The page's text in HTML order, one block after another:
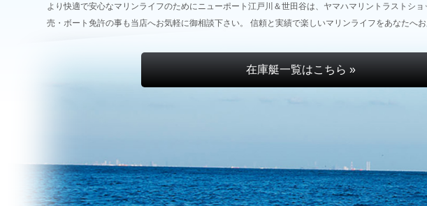
より快適で安心なマリンライフのためにニューポート江戸川＆世田谷は、ヤマハマリントラストシ
売・ボート免許の事も当店へお気軽に御相談下さい。 信頼と実績で楽しいマリンライフをあなたへお
在庫艇一覧はこちら »